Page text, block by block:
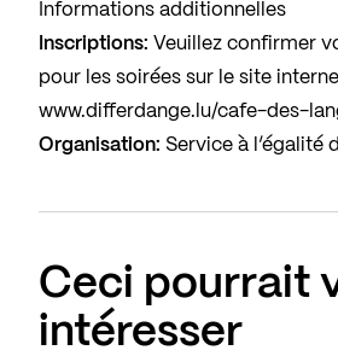
Informations additionnelles
Inscriptions: Veuillez confirmer
pour les soirées sur le site
www.differdange.lu/cafe-des-
Organisation: Service à l’égalité
Ceci pourrait
intéresser